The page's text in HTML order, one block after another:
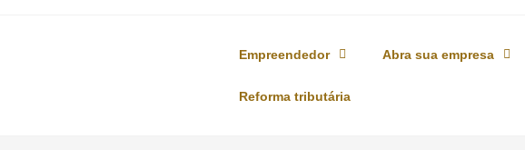
Empreendedor Abra sua empresa
Reforma tributária